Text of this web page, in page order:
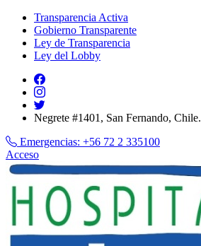
Transparencia Activa
Gobierno Transparente
Ley de Transparencia
Ley del Lobby
Negrete #1401, San Fernando, Chile.
Emergencias: +56 72 2 335100
Acceso